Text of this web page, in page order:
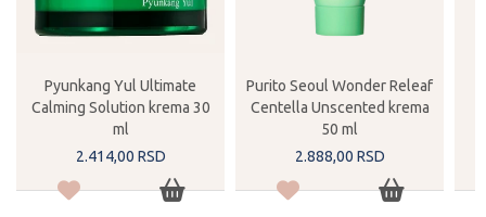
Pyunkang Yul Ultimate
Calming Solution krema 30
ml
2.414,00 RSD
Purito Seoul Wonder Releaf
Centella Unscented krema
50 ml
2.888,00 RSD